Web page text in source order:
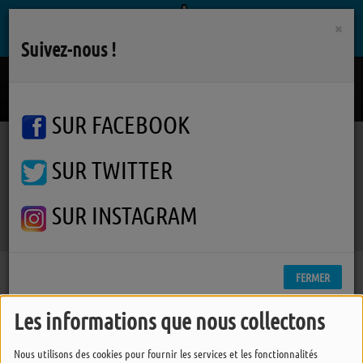
Les informations que nous collectons
Nous utilisons des cookies pour fournir les services et les fonctionnalités
Podcasts Varanger Varanger
Varanger
×
Suivez-nous !
SUR FACEBOOK
SUR TWITTER
SUR INSTAGRAM
FERMER